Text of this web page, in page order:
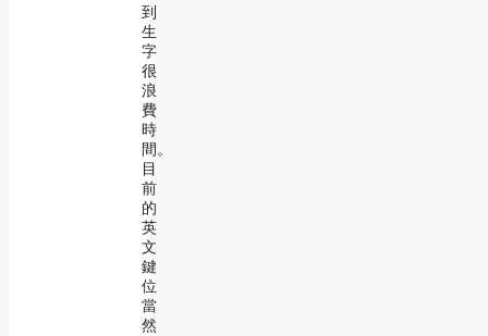
到
生
字
很
浪
費
時
間。
目
前
的
英
文
鍵
位
當
然